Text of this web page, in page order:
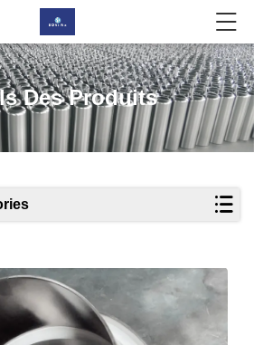
Des Produits